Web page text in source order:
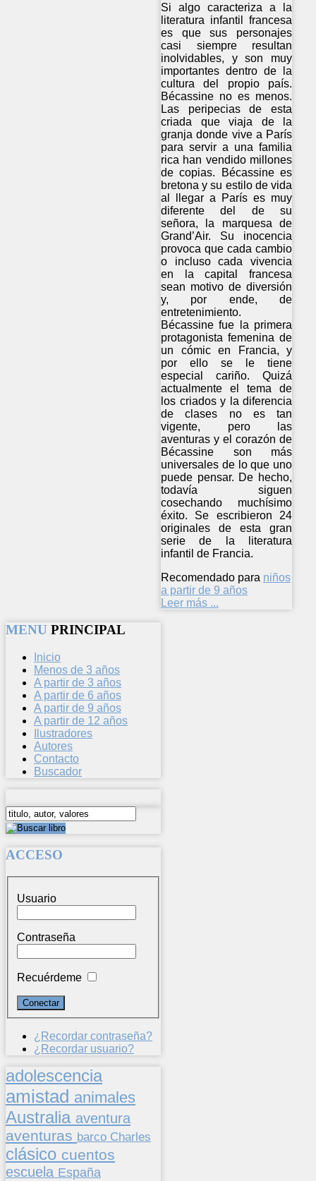
Si algo caracteriza a la
literatura infantil francesa
es que sus personajes
casi siempre resultan
inolvidables, y son muy
importantes dentro de la
cultura del propio país.
Bécassine no es menos.
Las peripecias de esta
criada que viaja de la
granja donde vive a París
para servir a una familia
rica han vendido millones
de copias. Bécassine es
bretona y su estilo de vida
al llegar a París es muy
diferente del de su
señora, la marquesa de
Grand’Air. Su inocencia
provoca que cada cambio
o incluso cada vivencia
en la capital francesa
sean motivo de diversión
y, por ende, de
entretenimiento.
Bécassine fue la primera
protagonista femenina de
un cómic en Francia, y
por ello se le tiene
especial cariño. Quizá
actualmente el tema de
los criados y la diferencia
de clases no es tan
vigente, pero las
aventuras y el corazón de
Bécassine son más
universales de lo que uno
puede pensar. De hecho,
todavía siguen
cosechando muchísimo
éxito. Se escribieron 24
originales de esta gran
serie de la literatura
infantil de Francia.
Recomendado para niños
a partir de 9 años
Leer más ...
MENU PRINCIPAL
Inicio
Menos de 3 años
A partir de 3 años
A partir de 6 años
A partir de 9 años
A partir de 12 años
Ilustradores
Autores
Contacto
Buscador
ACCESO
Usuario
Contraseña
Recuérdeme
¿Recordar contraseña?
¿Recordar usuario?
adolescencia
amistad animales
Australia aventura
aventuras barco Charles
clásico cuentos
escuela España